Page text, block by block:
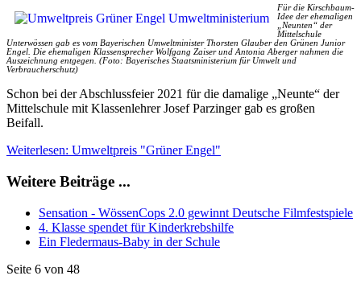
Für die Kirschbaum-
Idee der ehemaligen
„Neunten“ der
Mittelschule
Unterwössen gab es vom Bayerischen Umweltminister Thorsten Glauber den Grünen Junior
Engel. Die ehemaligen Klassensprecher Wolfgang Zaiser und Antonia Aberger nahmen die
Auszeichnung entgegen. (Foto: Bayerisches Staatsministerium für Umwelt und
Verbraucherschutz)
Schon bei der Abschlussfeier 2021 für die damalige „Neunte“ der
Mittelschule mit Klassenlehrer Josef Parzinger gab es großen
Beifall.
Weiterlesen: Umweltpreis "Grüner Engel"
Weitere Beiträge ...
Sensation - WössenCops 2.0 gewinnt Deutsche Filmfestspiele
4. Klasse spendet für Kinderkrebshilfe
Ein Fledermaus-Baby in der Schule
Seite 6 von 48